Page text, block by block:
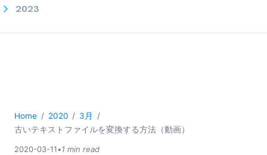
2023
ExcelでXBRLデータを利用するための新しいツールをご紹介
します
新しいデータ統合ツール
Home 2020
3月
古いテキストファイルを変換する方法（動画）
2020-03-11•1 min read